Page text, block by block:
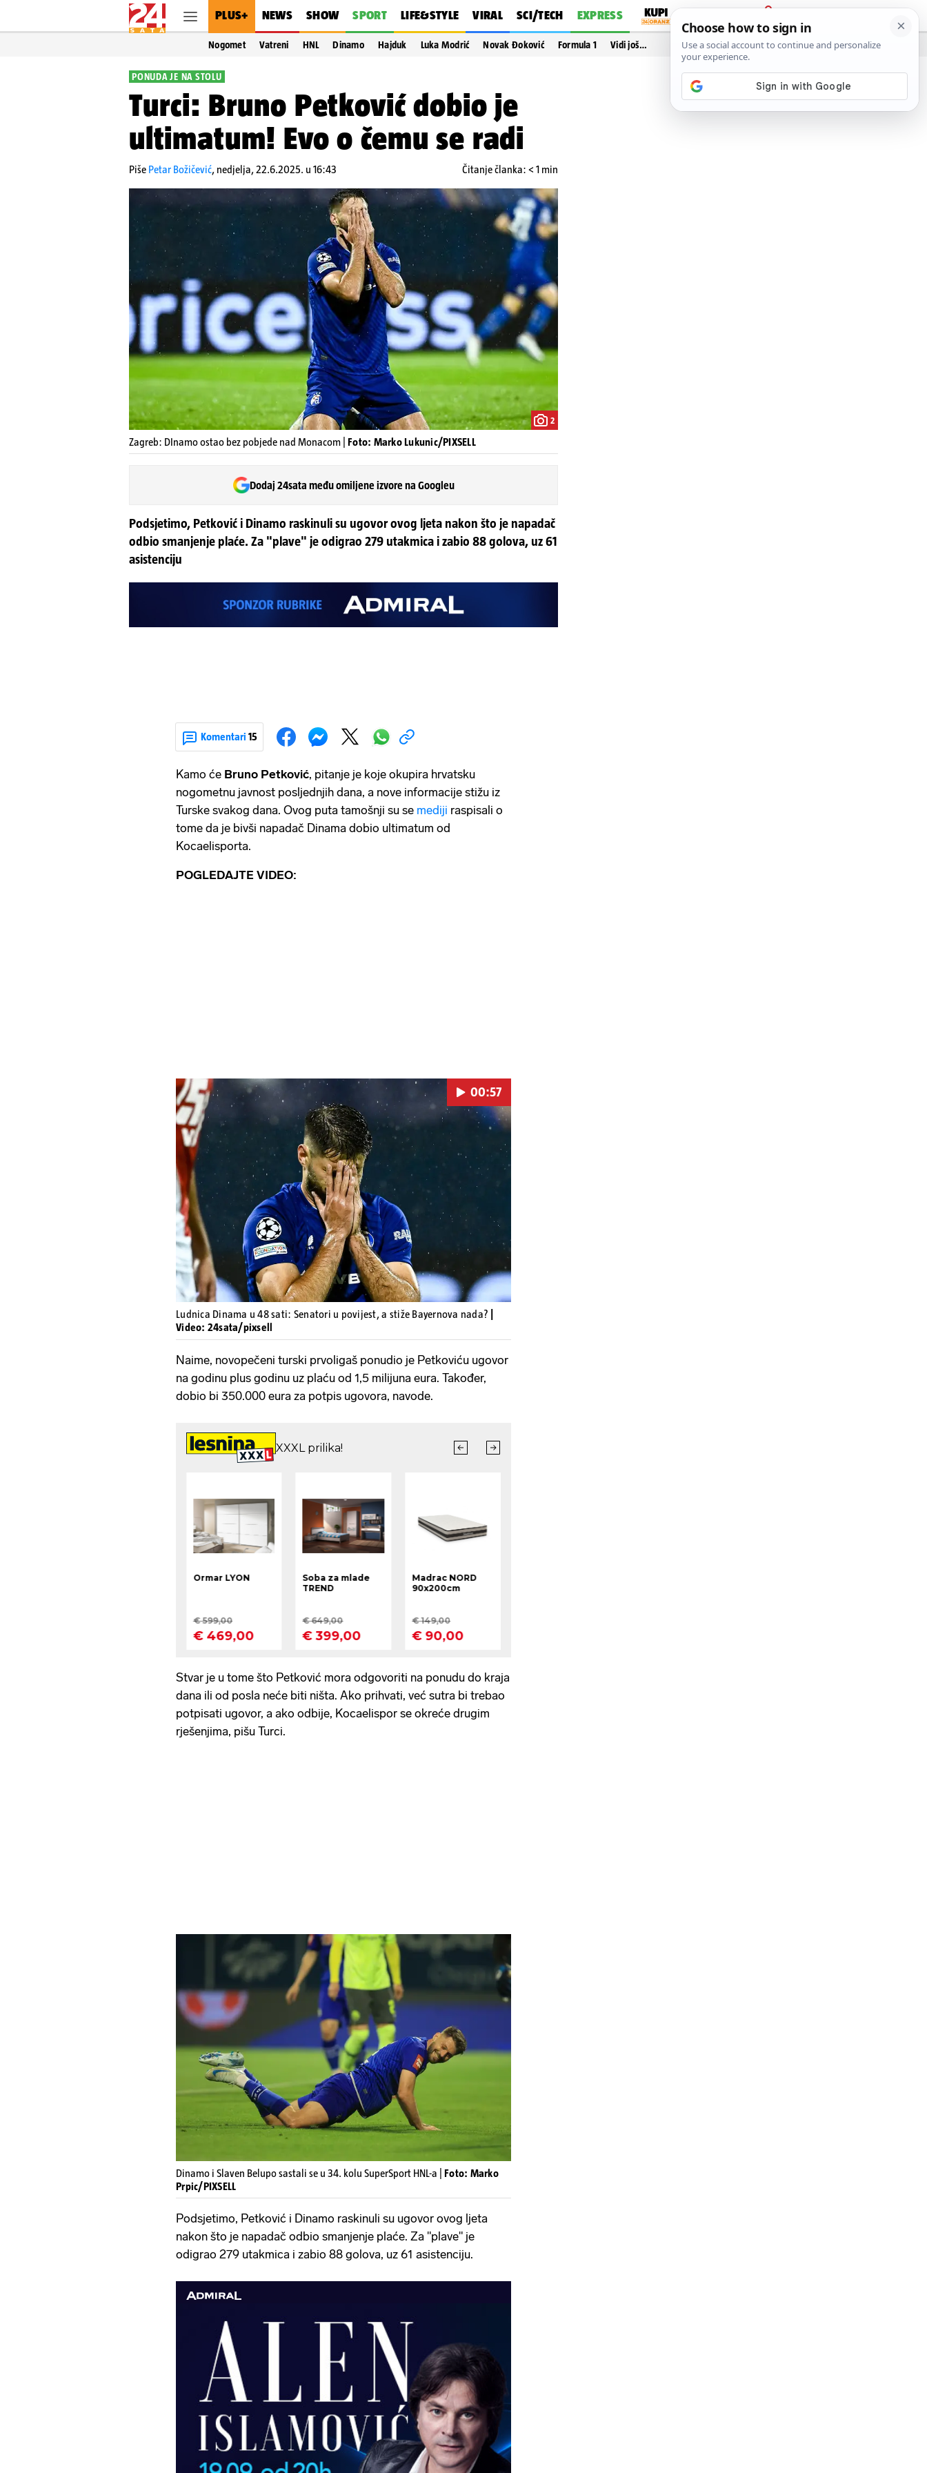
PLUS+ NEWS SHOW SPORT LIFE&STYLE VIRAL SCI/TECH EXPRESS
PRIJAVA
Nogomet Vatreni HNL Dinamo Hajduk Luka Modrić Novak Đoković Formula 1 Vidi još…
PONUDA JE NA STOLU
Turci: Bruno Petković dobio je
ultimatum! Evo o čemu se radi
Piše Petar Božičević, nedjelja, 22.6.2025. u 16:43 Čitanje članka: < 1 min
2
Zagreb: DInamo ostao bez pobjede nad Monacom | Foto: Marko Lukunic/PIXSELL
Dodaj 24sata među omiljene izvore na Googleu
Podsjetimo, Petković i Dinamo raskinuli su ugovor ovog ljeta nakon što je napadač
odbio smanjenje plaće. Za "plave" je odigrao 279 utakmica i zabio 88 golova, uz 61
asistenciju
Komentari 15
Kamo će Bruno Petković, pitanje je koje okupira hrvatsku
nogometnu javnost posljednjih dana, a nove informacije stižu iz
Turske svakog dana. Ovog puta tamošnji su se mediji raspisali o
tome da je bivši napadač Dinama dobio ultimatum od
Kocaelisporta.
POGLEDAJTE VIDEO:
Pokretanje videa...
00:57
Ludnica Dinama u 48 sati: Senatori u povijest, a stiže Bayernova nada?
Video: 24sata/pixsell
Naime, novopečeni turski prvoligaš ponudio je Petkoviću ugovor
na godinu plus godinu uz plaću od 1,5 milijuna eura. Također,
dobio bi 350.000 eura za potpis ugovora, navode.
Stvar je u tome što Petković mora odgovoriti na ponudu do kraja
dana ili od posla neće biti ništa. Ako prihvati, već sutra bi trebao
potpisati ugovor, a ako odbije, Kocaelispor se okreće drugim
rješenjima, pišu Turci.
Dinamo i Slaven Belupo sastali se u 34. kolu SuperSport HNL-a | Foto: Marko
Prpic/PIXSELL
Podsjetimo, Petković i Dinamo raskinuli su ugovor ovog ljeta
nakon što je napadač odbio smanjenje plaće. Za "plave" je
odigrao 279 utakmica i zabio 88 golova, uz 61 asistenciju.